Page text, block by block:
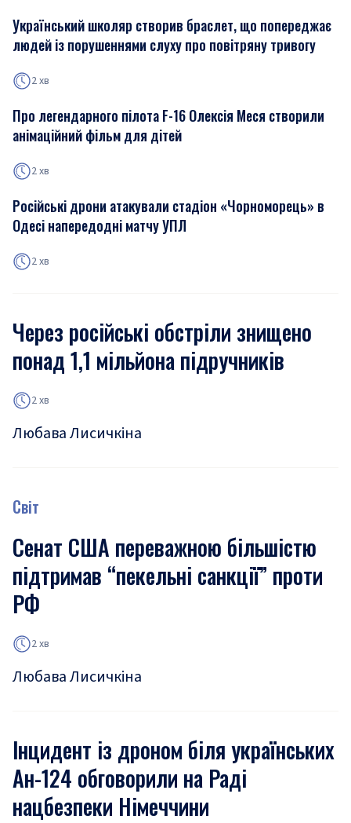
Український школяр створив браслет, що попереджає
людей із порушеннями слуху про повітряну тривогу
2 хв
Про легендарного пілота F-16 Олексія Меся створили
анімаційний фільм для дітей
2 хв
Російські дрони атакували стадіон «Чорноморець» в
Одесі напередодні матчу УПЛ
2 хв
Через російські обстріли знищено
понад 1,1 мільйона підручників
2 хв
Любава Лисичкіна
Світ
Сенат США переважною більшістю
підтримав “пекельні санкції” проти
РФ
2 хв
Любава Лисичкіна
Інцидент із дроном біля українських
Ан-124 обговорили на Раді
нацбезпеки Німеччини